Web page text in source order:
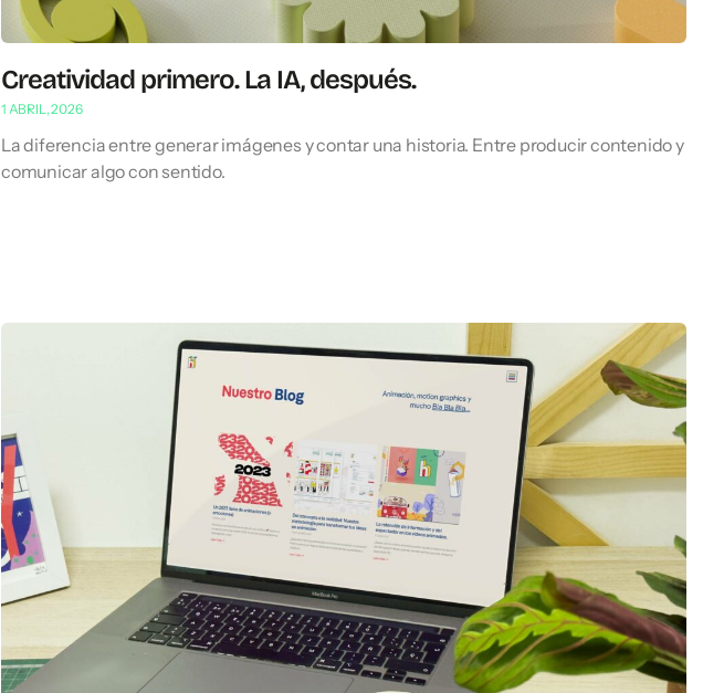
Creatividad primero. La IA, después.
1 ABRIL, 2026
La diferencia entre generar imágenes y contar una historia. Entre producir contenido y
comunicar algo con sentido.